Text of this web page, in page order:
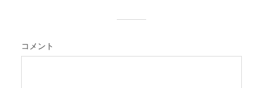
コメント